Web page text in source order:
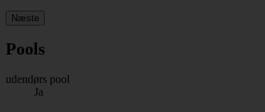
Næste
Pools
udendørs pool
Ja